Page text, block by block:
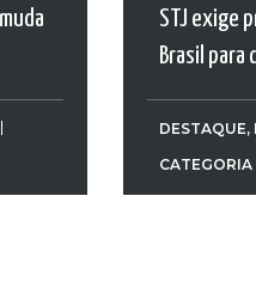
STJ exige
Brasil
DESTAQUE,
CATEGORIA